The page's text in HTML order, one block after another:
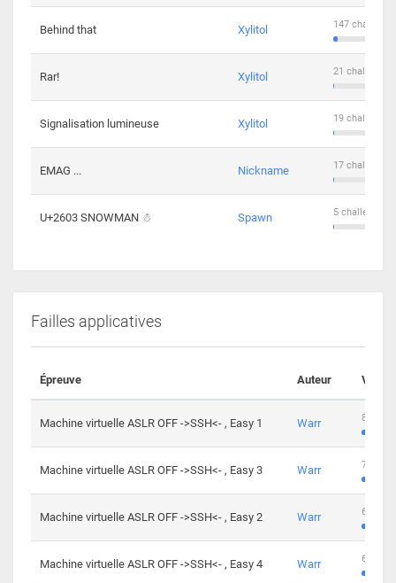
Behind that Xylitol 147
Rar! Xylitol 21
Signalisation lumineuse Xylitol 19
EMAG ... Nickname 17
U+2603 SNOWMAN ☃ Spawn 5 challengers
Failles applicatives
Épreuve Auteur
Machine virtuelle ASLR OFF ->SSH<- , Easy 1 Warr 801
Machine virtuelle ASLR OFF ->SSH<- , Easy 3 Warr 746
Machine virtuelle ASLR OFF ->SSH<- , Easy 2 Warr 681
Machine virtuelle ASLR OFF ->SSH<- , Easy 4 Warr 645